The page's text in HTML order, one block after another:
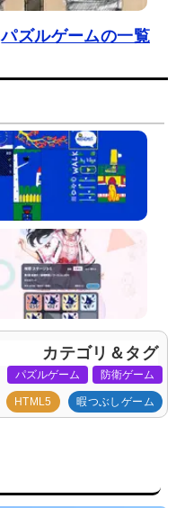
パズルゲームの一覧
カテゴリ＆タグ
パズルゲーム 防衛ゲーム
HTML5 暇つぶしゲーム